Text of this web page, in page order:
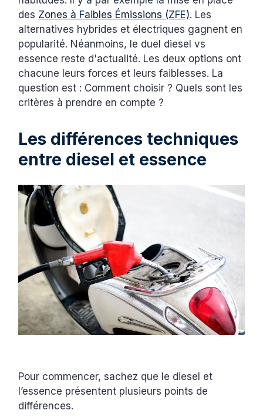
des Zones à Faibles Émissions (ZFE). Les
alternatives hybrides et électriques gagnent en
popularité. Néanmoins, le duel diesel vs
essence reste d'actualité. Les deux options ont
chacune leurs forces et leurs faiblesses. La
question est : Comment choisir ? Quels sont les
critères à prendre en compte ?
Les différences techniques
entre diesel et essence
Pour commencer, sachez que le diesel et
l’essence présentent plusieurs points de
différences.